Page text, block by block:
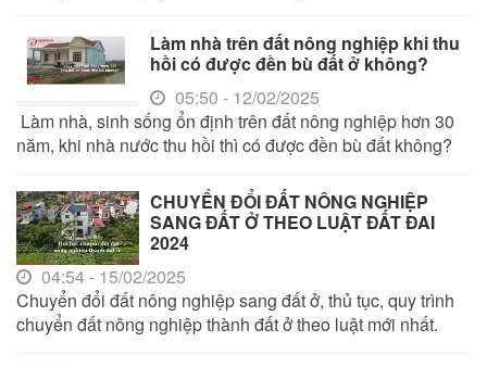
Làm nhà trên đất nông nghiệp khi thu
hồi có được đền bù đất ở không?
05:50 - 12/02/2025
Làm nhà, sinh sống ổn định trên đất nông nghiệp hơn 30
năm, khi nhà nước thu hồi thì có được đền bù đất không?
CHUYỂN ĐỔI ĐẤT NÔNG NGHIỆP
SANG ĐẤT Ở THEO LUẬT ĐẤT ĐAI
2024
04:54 - 15/02/2025
Chuyển đổi đất nông nghiệp sang đất ở, thủ tục, quy trình
chuyển đất nông nghiệp thành đất ở theo luật mới nhất.